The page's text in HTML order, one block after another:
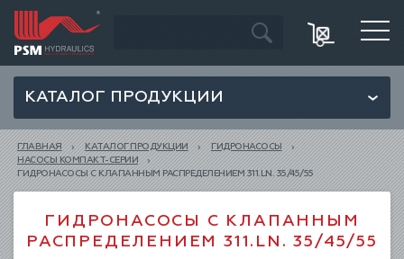
КАТАЛОГ ПРОДУКЦИИ
ГЛАВНАЯ КАТАЛОГ ПРОДУКЦИИ
ГИДРОНАСОСЫ
НАСОСЫ КОМПАКТ-СЕРИИ
ГИДРОНАСОСЫ С КЛАПАННЫМ РАСПРЕДЕЛЕНИЕМ 311.LN. 35/45/55
ГИДРОНАСОСЫ С КЛАПАННЫМ
РАСПРЕДЕЛЕНИЕМ 311.LN. 35/45/55